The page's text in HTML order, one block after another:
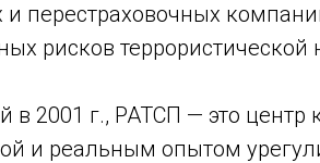
и перестраховочных
рисков террористической
в 2001 г., РАТСП — это
и реальным опытом